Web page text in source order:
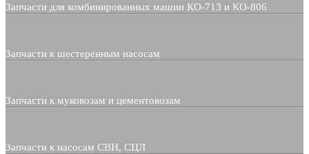
Запчасти для комбинированных машин КО-713 и КО-806
Запчасти к шестеренным насосам
Запчасти к муковозам и цементовозам
Запчасти к насосам СВН, СЦЛ